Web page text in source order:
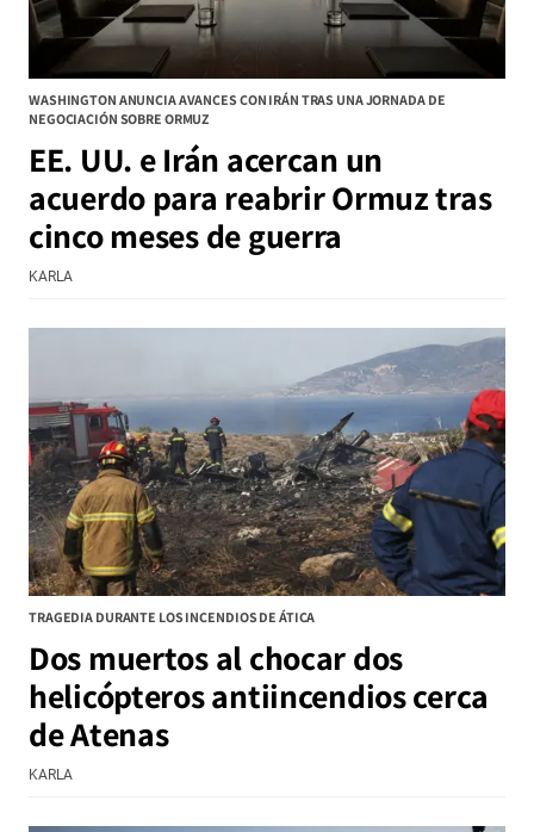
WASHINGTON ANUNCIA AVANCES CON IRÁN TRAS UNA JORNADA DE
NEGOCIACIÓN SOBRE ORMUZ
EE. UU. e Irán acercan un
acuerdo para reabrir Ormuz tras
cinco meses de guerra
KARLA
TRAGEDIA DURANTE LOS INCENDIOS DE ÁTICA
Dos muertos al chocar dos
helicópteros antiincendios cerca
de Atenas
KARLA